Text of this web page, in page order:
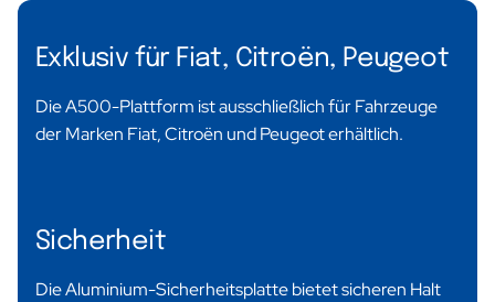
Exklusiv für Fiat, Citroën, Peugeot
Die A500-Plattform ist ausschließlich für Fahrzeuge
der Marken Fiat, Citroën und Peugeot erhältlich.
Sicherheit
Die Aluminium-Sicherheitsplatte bietet sicheren Halt